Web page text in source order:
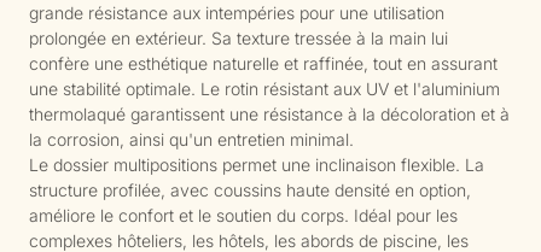
grande résistance aux intempéries pour une utilisation
prolongée en extérieur. Sa texture tressée à la main lui
confère une esthétique naturelle et raffinée, tout en assurant
une stabilité optimale. Le rotin résistant aux UV et l'aluminium
thermolaqué garantissent une résistance à la décoloration et à
la corrosion, ainsi qu'un entretien minimal.
Le dossier multipositions permet une inclinaison flexible. La
structure profilée, avec coussins haute densité en option,
améliore le confort et le soutien du corps. Idéal pour les
complexes hôteliers, les hôtels, les abords de piscine, les